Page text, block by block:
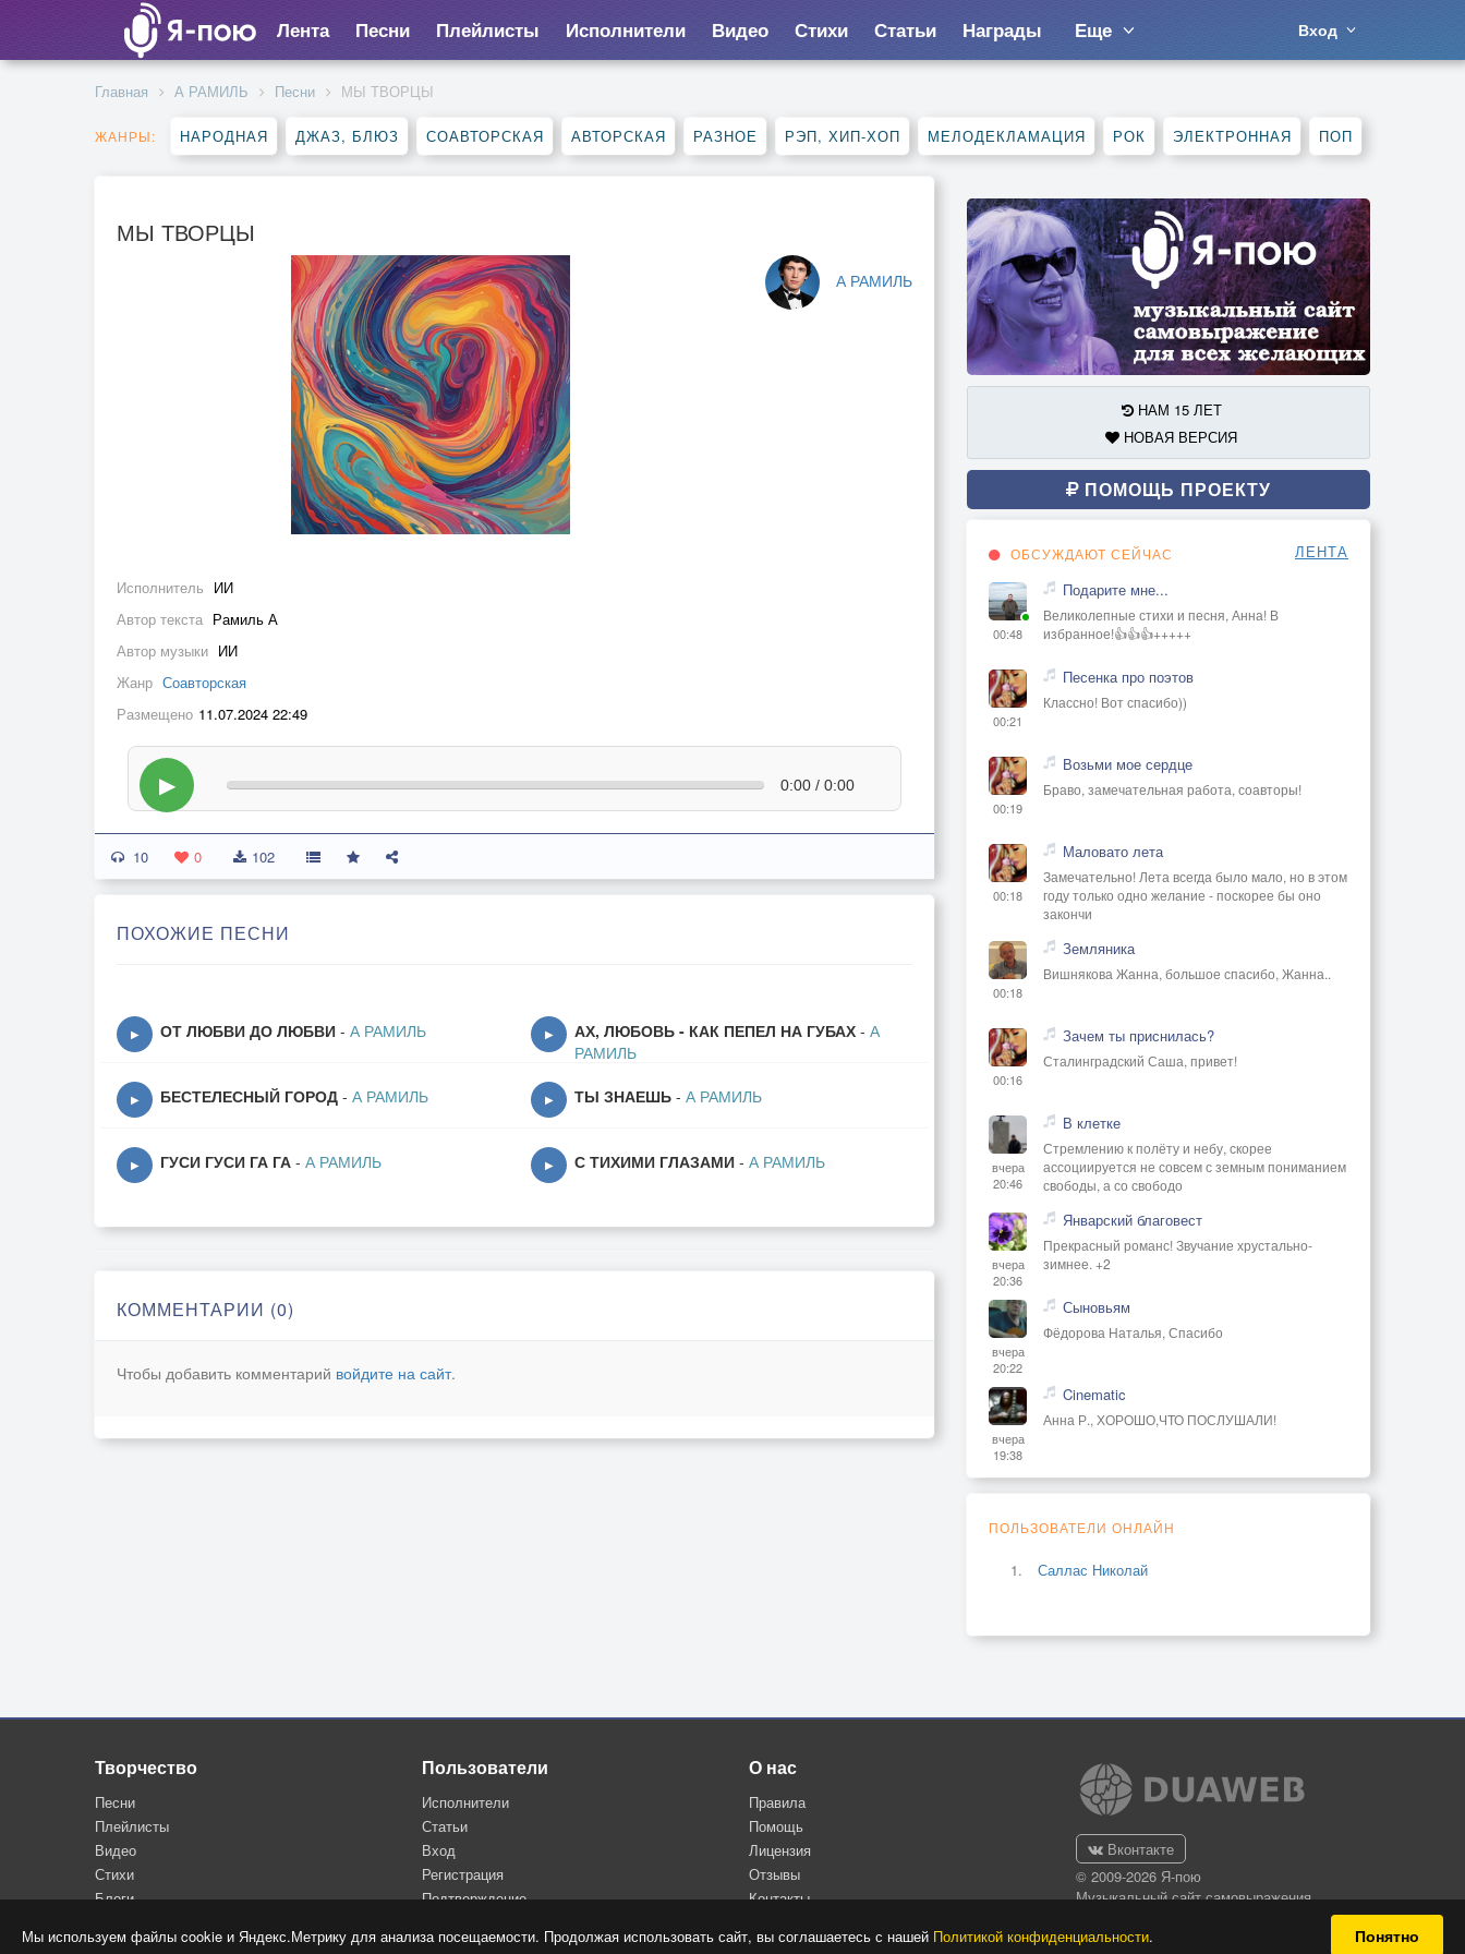
Мы используем файлы cookie и Яндекс.Метрику для анализа посещаемости. Продолжая использовать сайт, вы соглашаетесь с нашей Политикой конфиденциальности. Понятно
Лента Песни Плейлисты Исполнители Видео Стихи Статьи Награды Еще Вход
Главная А РАМИЛЬ Песни МЫ ТВОРЦЫ
ЖАНРЫ: НАРОДНАЯ ДЖАЗ, БЛЮЗ СОАВТОРСКАЯ АВТОРСКАЯ РАЗНОЕ РЭП, ХИП-ХОП МЕЛОДЕКЛАМАЦИЯ РОК ЭЛЕКТРОННАЯ ПОП
МЫ ТВОРЦЫ
А РАМИЛЬ
Исполнитель ИИ
Автор текста Рамиль А
Автор музыки ИИ
Жанр Соавторская
Размещено 11.07.2024 22:49
▶ 0:00 / 0:00
10 0 102
ПОХОЖИЕ ПЕСНИ
▶ ОТ ЛЮБВИ ДО ЛЮБВИ - А РАМИЛЬ ▶ АХ, ЛЮБОВЬ - КАК ПЕПЕЛ НА ГУБАХ - А
РАМИЛЬ
▶ БЕСТЕЛЕСНЫЙ ГОРОД - А РАМИЛЬ ▶ ТЫ ЗНАЕШЬ - А РАМИЛЬ
▶ ГУСИ ГУСИ ГА ГА - А РАМИЛЬ ▶ С ТИХИМИ ГЛАЗАМИ - А РАМИЛЬ
КОММЕНТАРИИ (0)
Чтобы добавить комментарий войдите на сайт.
НАМ 15 ЛЕТ
НОВАЯ ВЕРСИЯ
ПОМОЩЬ ПРОЕКТУ
ОБСУЖДАЮТ СЕЙЧАС ЛЕНТА
00:48
Подарите мне...
Великолепные стихи и песня, Анна! В
избранное!👍👍👍+++++
00:21
Песенка про поэтов
Классно! Вот спасибо))
00:19
Возьми мое сердце
Браво, замечательная работа, соавторы!
00:18
Маловато лета
Замечательно! Лета всегда было мало, но в этом
году только одно желание - поскорее бы оно
закончи
00:18
Земляника
Вишнякова Жанна, большое спасибо, Жанна..
00:16
Зачем ты приснилась?
Сталинградский Саша, привет!
вчера
20:46
В клетке
Стремлению к полёту и небу, скорее
ассоциируется не совсем с земным пониманием
свободы, а со свободо
вчера
20:36
Январский благовест
Прекрасный романс! Звучание хрустально-
зимнее. +2
вчера
20:22
Сыновьям
Фёдорова Наталья, Спасибо
вчера
19:38
Cinematic
Анна Р., ХОРОШО,ЧТО ПОСЛУШАЛИ!
ПОЛЬЗОВАТЕЛИ ОНЛАЙН
Саллас Николай
Творчество
Песни
Плейлисты
Видео
Стихи
Блоги
Пользователи
Исполнители
Статьи
Вход
Регистрация
Подтверждение
О нас
Правила
Помощь
Лицензия
Отзывы
Контакты
Вконтакте
© 2009-2026 Я-пою
Музыкальный сайт самовыражения